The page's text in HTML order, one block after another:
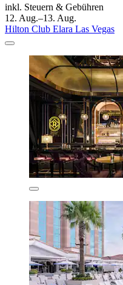
inkl. Steuern & Gebühren
12. Aug.–13. Aug.
Hilton Club Elara Las Vegas